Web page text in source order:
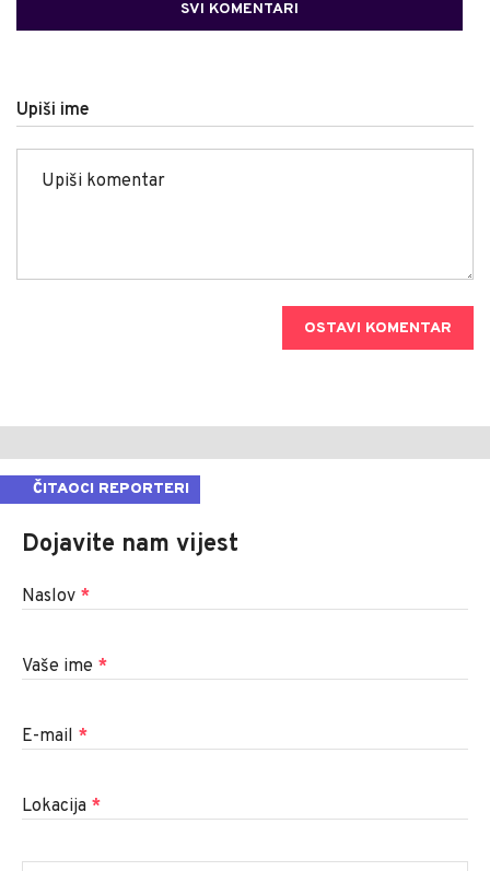
SVI KOMENTARI
Upiši ime
OSTAVI KOMENTAR
ČITAOCI REPORTERI
Dojavite nam vijest
Naslov *
Vaše ime *
E-mail *
Lokacija *